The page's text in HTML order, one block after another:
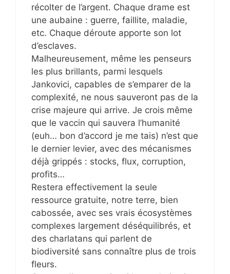
récolter de l’argent. Chaque drame est
une aubaine : guerre, faillite, maladie,
etc. Chaque déroute apporte son lot
d’esclaves.
Malheureusement, même les penseurs
les plus brillants, parmi lesquels
Jankovici, capables de s’emparer de la
complexité, ne nous sauveront pas de la
crise majeure qui arrive. Je crois même
que le vaccin qui sauvera l’humanité
(euh… bon d’accord je me tais) n’est que
le dernier levier, avec des mécanismes
déjà grippés : stocks, flux, corruption,
profits…
Restera effectivement la seule
ressource gratuite, notre terre, bien
cabossée, avec ses vrais écosystèmes
complexes largement déséquilibrés, et
des charlatans qui parlent de
biodiversité sans connaître plus de trois
fleurs.